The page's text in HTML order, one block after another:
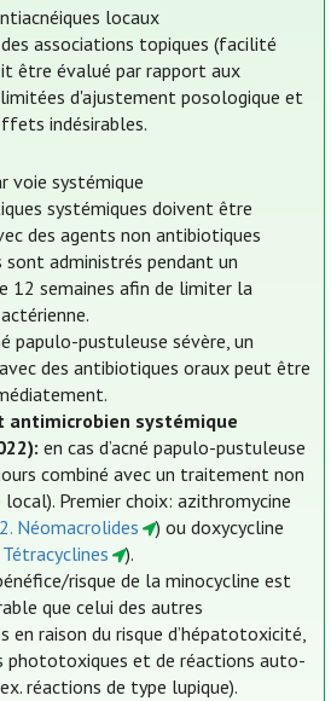
locaux
associations topiques (facilité
être évalué par rapport aux
d'ajustement posologique et
indésirables.
voie systémique
systémiques doivent être
des agents non antibiotiques
sont administrés pendant un
12 semaines afin de limiter la
papulo-pustuleuse sévère, un
des antibiotiques oraux peut être
antimicrobien systémique
en cas d’acné papulo-pustuleuse
combiné avec un traitement non
Premier choix: azithromycine
Néomacrolides
) ou doxycycline
).
risque de la minocycline est
que celui des autres
en raison du risque d’hépatotoxicité,
phototoxiques et de réactions auto-
réactions de type lupique).